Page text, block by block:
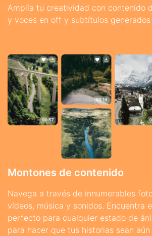
Amplía tu creatividad con contenido
y voces en off y subtítulos generados
Montones de contenido
Navega a través de innumerables
vídeos, música y sonidos. Encuentra
perfecto para cualquier estado de
para hacer que tus historias sean